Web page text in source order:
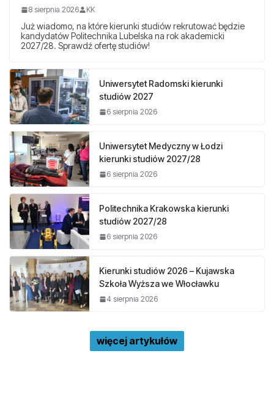
8 sierpnia 2026 KK
Już wiadomo, na które kierunki studiów rekrutować będzie
kandydatów Politechnika Lubelska na rok akademicki
2027/28. Sprawdź ofertę studiów!
Uniwersytet Radomski kierunki
studiów 2027
6 sierpnia 2026
Uniwersytet Medyczny w Łodzi
kierunki studiów 2027/28
6 sierpnia 2026
Politechnika Krakowska kierunki
studiów 2027/28
6 sierpnia 2026
Kierunki studiów 2026 – Kujawska
Szkoła Wyższa we Włocławku
4 sierpnia 2026
więcej artykułów